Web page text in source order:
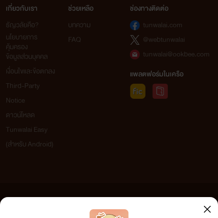
เกี่ยวกับเรา
ธัญวลัยคือ?
นโยบายการ
คุ้มครอง
ข้อมูลส่วนบุคคล
เงื่อนไขและข้อตกลง
Third-Party
Notice
ดาวน์โหลด
Tunwalai Easy
(สำหรับ Android)
ช่วยเหลือ
บทความ
FAQ
ช่องทางติดต่อ
tunwalai.com
@webtunwalai
tunwalai@ookbee.com
แพลตฟอร์มในเครือ
เว็บไซต์แห่งนี้ไม่ได้เห็นด้วยและไม่ขอรับผิดชอบต่อข้อความใดๆ ทั้งสิ้น ดังนั้นผู้อ่านทุกท่านโปรดใช้